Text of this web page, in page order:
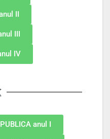
II
III
IV
anul I